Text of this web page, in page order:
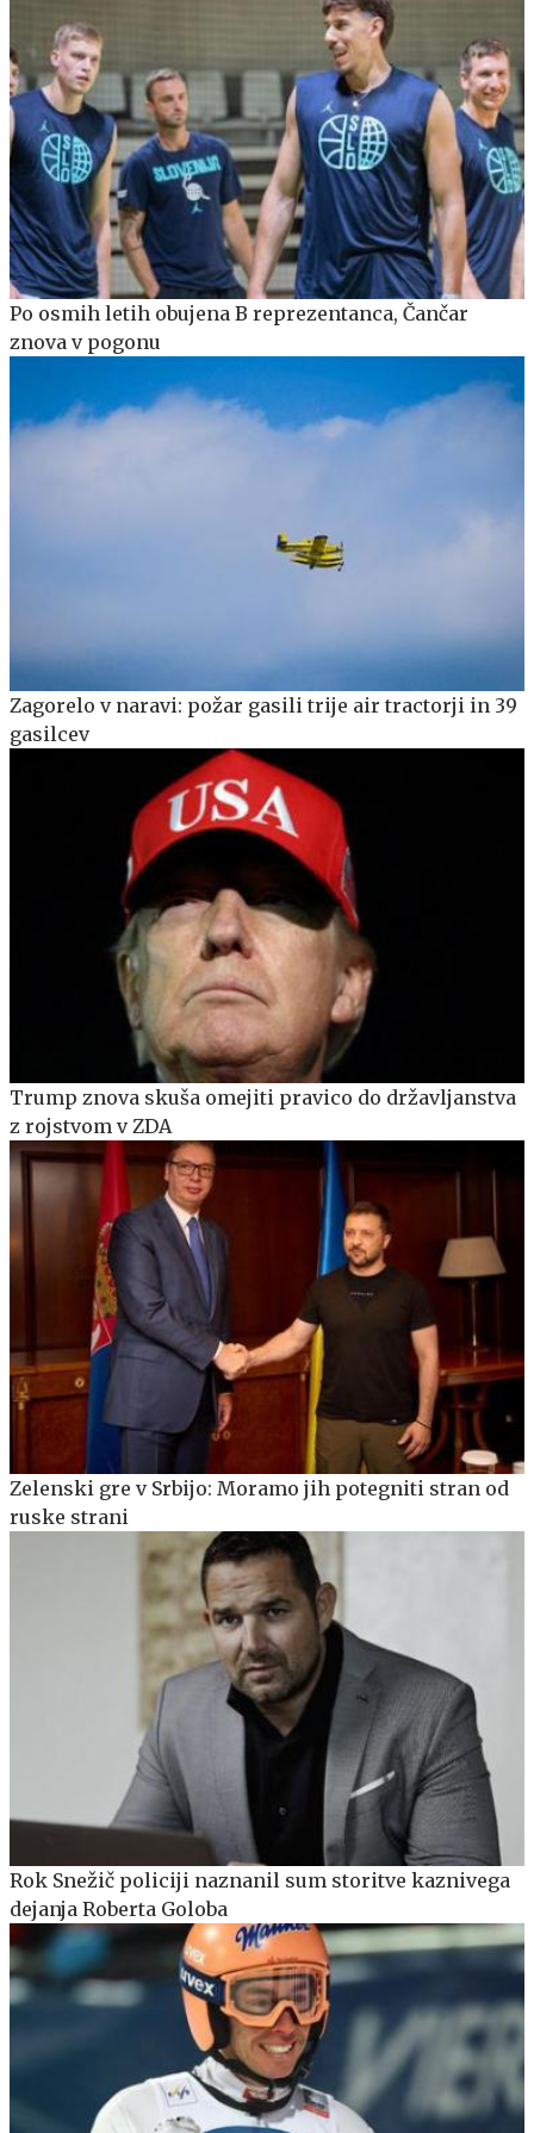
Po osmih letih obujena B reprezentanca, Čančar
znova v pogonu
Zagorelo v naravi: požar gasili trije air tractorji in 39
gasilcev
Trump znova skuša omejiti pravico do državljanstva
z rojstvom v ZDA
Zelenski gre v Srbijo: Moramo jih potegniti stran od
ruske strani
Rok Snežič policiji naznanil sum storitve kaznivega
dejanja Roberta Goloba